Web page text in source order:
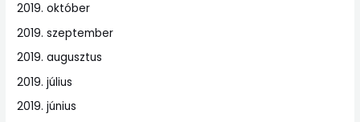
2019. október
2019. szeptember
2019. augusztus
2019. július
2019. június